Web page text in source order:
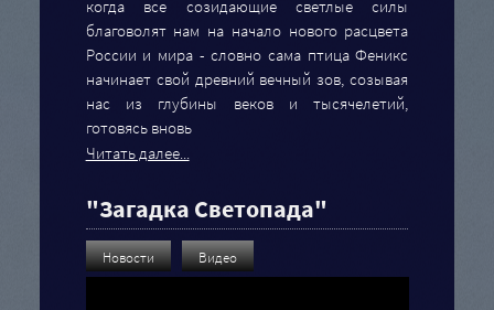
когда все созидающие светлые силы
благоволят нам на начало нового расцвета
России и мира - словно сама птица Феникс
начинает свой древний вечный зов, созывая
нас из глубины веков и тысячелетий,
готовясь вновь
Читать далее...
"Загадка Светопада"
Новости Видео